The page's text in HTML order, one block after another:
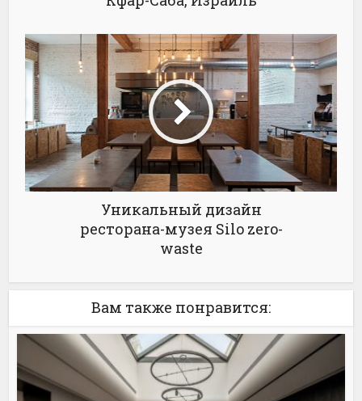
Уникальный дизайн
ресторана-музея Silo zero-
waste
Вам также понравится: